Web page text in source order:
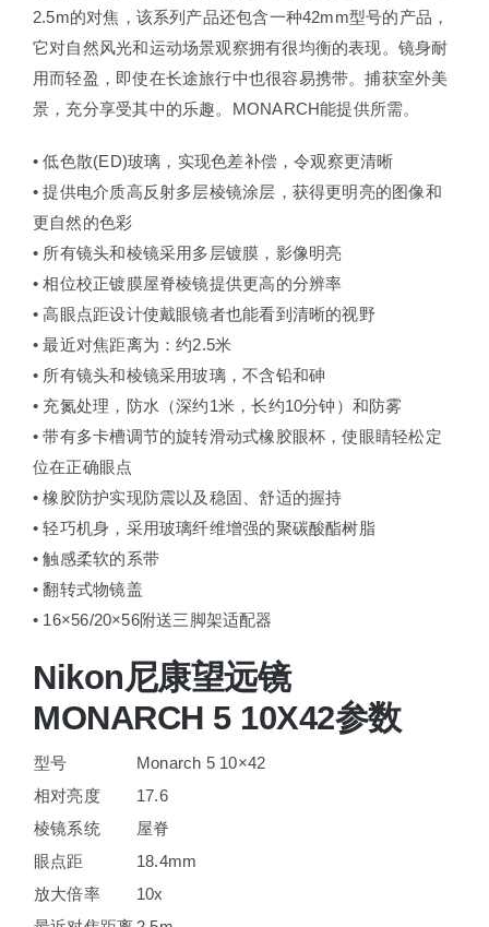
2.5m的对焦，该系列产品还包含一种42mm型号的产品，
它对自然风光和运动场景观察拥有很均衡的表现。镜身耐
用而轻盈，即使在长途旅行中也很容易携带。捕获室外美
景，充分享受其中的乐趣。MONARCH能提供所需。
• 低色散(ED)玻璃，实现色差补偿，令观察更清晰
• 提供电介质高反射多层棱镜涂层，获得更明亮的图像和
更自然的色彩
• 所有镜头和棱镜采用多层镀膜，影像明亮
• 相位校正镀膜屋脊棱镜提供更高的分辨率
• 高眼点距设计使戴眼镜者也能看到清晰的视野
• 最近对焦距离为：约2.5米
• 所有镜头和棱镜采用玻璃，不含铅和砷
• 充氮处理，防水（深约1米，长约10分钟）和防雾
• 带有多卡槽调节的旋转滑动式橡胶眼杯，使眼睛轻松定
位在正确眼点
• 橡胶防护实现防震以及稳固、舒适的握持
• 轻巧机身，采用玻璃纤维增强的聚碳酸酯树脂
• 触感柔软的系带
• 翻转式物镜盖
• 16×56/20×56附送三脚架适配器
Nikon尼康望远镜
MONARCH 5 10X42参数
型号
Monarch 5 10×42
相对亮度
17.6
棱镜系统
屋脊
眼点距
18.4mm
放大倍率
10x